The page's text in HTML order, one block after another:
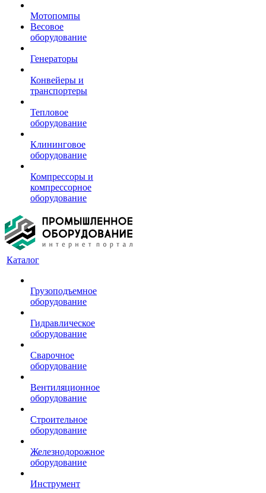
Мотопомпы
Весовое
оборудование
Генераторы
Конвейеры и
транспортеры
Тепловое
оборудование
Клининговое
оборудование
Компрессоры и
компрессорное
оборудование
Каталог
Грузоподъемное
оборудование
Гидравлическое
оборудование
Сварочное
оборудование
Вентиляционное
оборудование
Строительное
оборудование
Железнодорожное
оборудование
Инструмент